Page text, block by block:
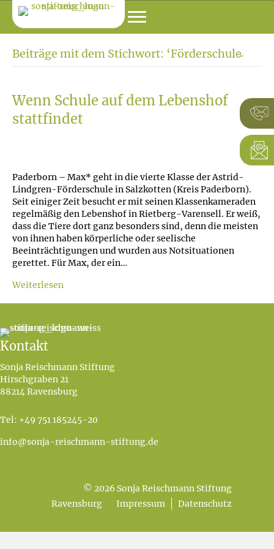
Beiträge mit dem Stichwort: ‘Förderschule̵
Wenn Schule auf dem Lebenshof
stattfindet
Paderborn – Max* geht in die vierte Klasse der Astrid-
Lindgren-Förderschule in Salzkotten (Kreis Paderborn).
Seit einiger Zeit besucht er mit seinen Klassenkameraden
regelmäßig den Lebenshof in Rietberg-Varensell. Er weiß,
dass die Tiere dort ganz besonders sind, denn die meisten
von ihnen haben körperliche oder seelische
Beeinträchtigungen und wurden aus Notsituationen
gerettet. Für Max, der ein…
Weiterlesen
Kontakt
Sonja Reischmann Stiftung
Hirschgraben 21
88214 Ravensburg
Tel: +49 751 185245-20
info@sonja-reischmann-stiftung.de
© 2026 Sonja Reischmann Stiftung
Ravensburg
Impressum Datenschutz